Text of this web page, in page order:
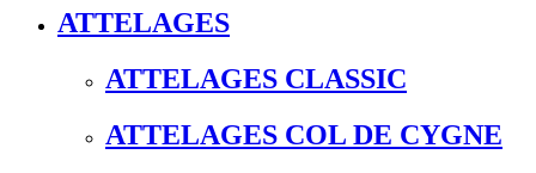
ATTELAGES
ATTELAGES CLASSIC
ATTELAGES COL DE CYGNE